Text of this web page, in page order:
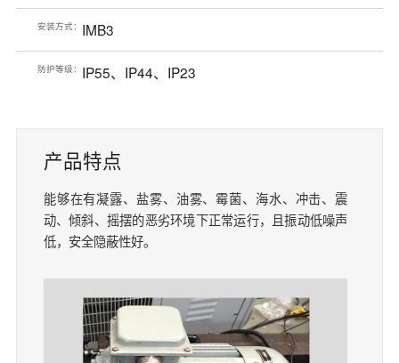
安装方式： IMB3
防护等级： IP55、IP44、IP23
产品特点
能够在有凝露、盐雾、油雾、霉菌、海水、冲击、震
动、倾斜、摇摆的恶劣环境下正常运行，且振动低噪声
低，安全隐蔽性好。